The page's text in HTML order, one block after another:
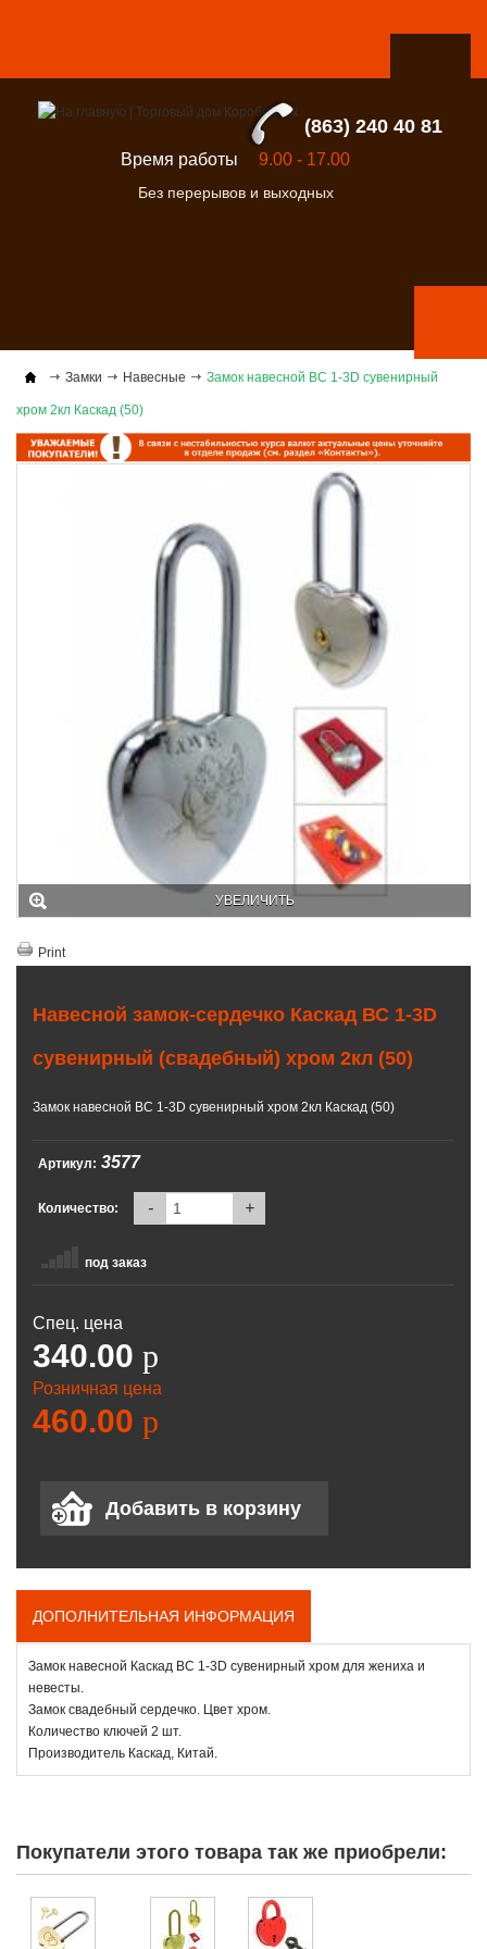
(863) 240 40 81
Время работы 9.00 - 17.00
Без перерывов и выходных
Замки Навесные Замок навесной ВС 1-3D сувенирный
хром 2кл Каскад (50)
УВЕЛИЧИТЬ
Print
Навесной замок-сердечко Каскад ВС 1-3D
сувенирный (свадебный) хром 2кл (50)
Замок навесной ВС 1-3D сувенирный хром 2кл Каскад (50)
Артикул: 3577
Количество: - +
под заказ
Спец. цена
340.00 p
Розничная цена
460.00 p
ДОПОЛНИТЕЛЬНАЯ ИНФОРМАЦИЯ
Замок навесной Каскад ВС 1-3D сувенирный хром для жениха и
невесты.
Замок свадебный сердечко. Цвет хром.
Количество ключей 2 шт.
Производитель Каскад, Китай.
Покупатели этого товара так же приобрели: